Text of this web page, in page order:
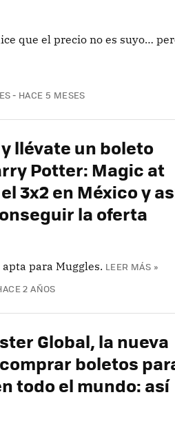
que el precio no es suyo…
HACE 5 MESES
llévate un boleto
Potter: Magic at
3x2 en México y
la oferta
para Muggles. LEER MÁS »
2 AÑOS
Global, la nueva
boletos
todo el mundo: así